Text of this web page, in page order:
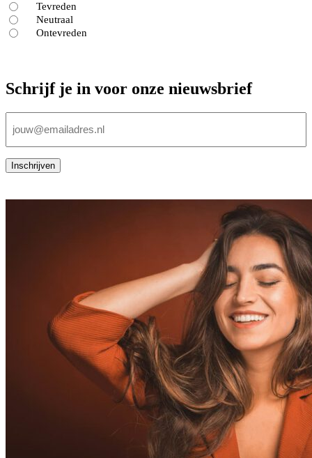
Tevreden
Neutraal
Ontevreden
Schrijf je in voor onze nieuwsbrief
mailadres
Inschrijven